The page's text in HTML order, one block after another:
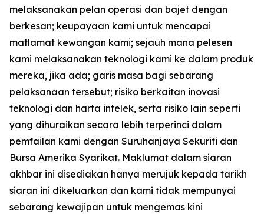
melaksanakan pelan operasi dan bajet dengan
berkesan; keupayaan kami untuk mencapai
matlamat kewangan kami; sejauh mana pelesen
kami melaksanakan teknologi kami ke dalam produk
mereka, jika ada; garis masa bagi sebarang
pelaksanaan tersebut; risiko berkaitan inovasi
teknologi dan harta intelek, serta risiko lain seperti
yang dihuraikan secara lebih terperinci dalam
pemfailan kami dengan Suruhanjaya Sekuriti dan
Bursa Amerika Syarikat. Maklumat dalam siaran
akhbar ini disediakan hanya merujuk kepada tarikh
siaran ini dikeluarkan dan kami tidak mempunyai
sebarang kewajipan untuk mengemas kini